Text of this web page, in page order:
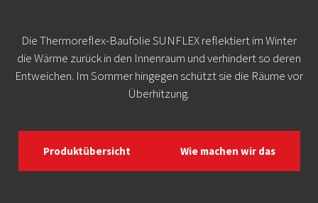
Die Thermoreflex-Baufolie SUNFLEX reflektiert im Winter
die Wärme zurück in den Innenraum und verhindert so deren
Entweichen. Im Sommer hingegen schützt sie die Räume vor
Überhitzung.
Produktübersicht Wie machen wir das